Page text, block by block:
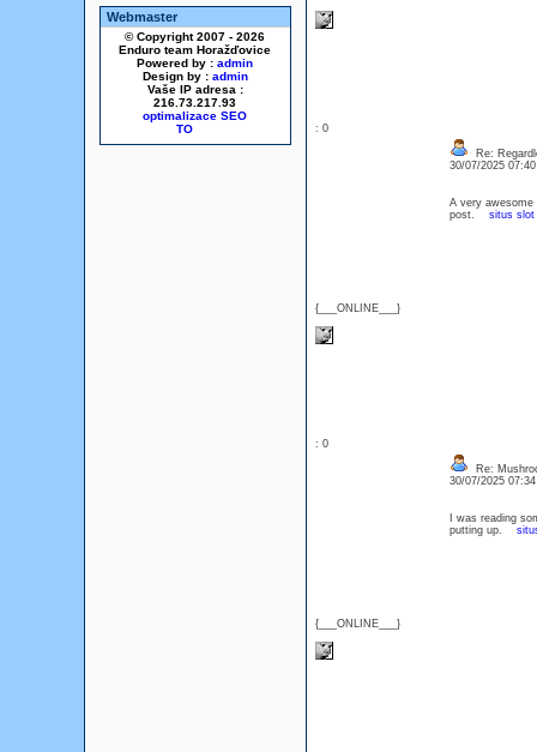
Webmaster
© Copyright 2007 - 2026
Enduro team Horažďovice
Powered by : admin
Design by : admin
Vaše IP adresa :
216.73.217.93
optimalizace SEO
: 0
{___ONLINE___}
Re:
30/07/2025
A very awesome
post. situs slot
: 0
{___ONLINE___}
Re:
30/07/2025
I was reading
putting up.